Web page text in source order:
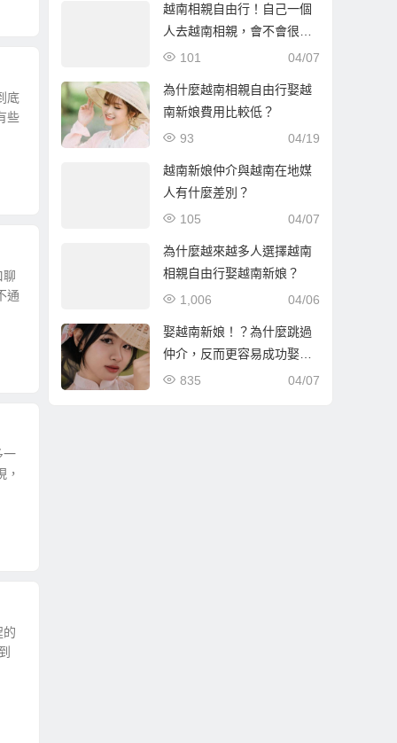
底
些
通
一
，
的
越南相親自由行！自己一個
人去越南相親，會不會很危
險？
04/07
101
為什麼越南相親自由行娶越
南新娘費用比較低？
04/19
93
越南新娘仲介與越南在地媒
人有什麼差別？
04/07
105
為什麼越來越多人選擇越南
相親自由行娶越南新娘？
04/06
1,006
娶越南新娘！？為什麼跳過
仲介，反而更容易成功娶到
適合與滿意的越南新娘？04/07
835